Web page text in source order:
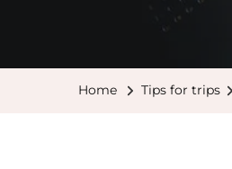
Home Tips for trips